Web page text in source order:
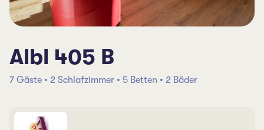
Albl 405 B
7 Gäste • 2 Schlafzimmer • 5 Betten • 2 Bäder